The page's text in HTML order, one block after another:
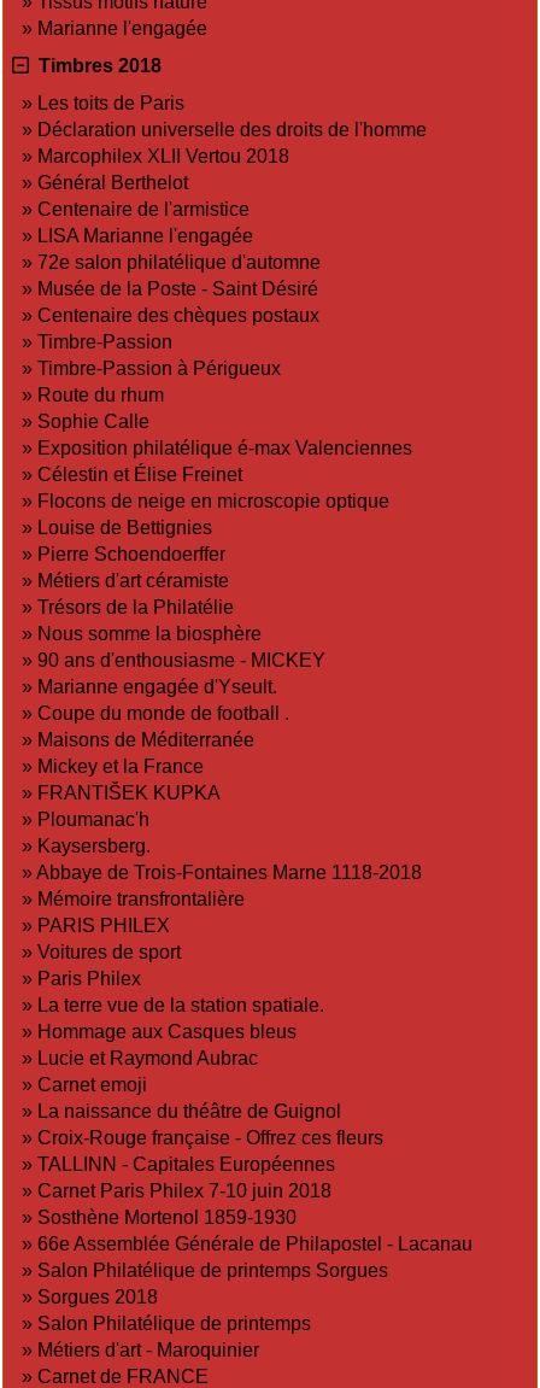
» Marianne l'engagée
Timbres 2018
» Les toits de Paris
» Déclaration universelle des droits de l'homme
» Marcophilex XLII Vertou 2018
» Général Berthelot
» Centenaire de l'armistice
» LISA Marianne l'engagée
» 72e salon philatélique d'automne
» Musée de la Poste - Saint Désiré
» Centenaire des chèques postaux
» Timbre-Passion
» Timbre-Passion à Périgueux
» Route du rhum
» Sophie Calle
» Exposition philatélique é-max Valenciennes
» Célestin et Élise Freinet
» Flocons de neige en microscopie optique
» Louise de Bettignies
» Pierre Schoendoerffer
» Métiers d'art céramiste
» Trésors de la Philatélie
» Nous somme la biosphère
» 90 ans d'enthousiasme - MICKEY
» Marianne engagée d'Yseult.
» Coupe du monde de football .
» Maisons de Méditerranée
» Mickey et la France
» FRANTIŠEK KUPKA
» Ploumanac'h
» Kaysersberg.
»Abbaye de Trois-Fontaines Marne 1118-2018
» Mémoire transfrontalière
» PARIS PHILEX
» Voitures de sport
» Paris Philex
» La terre vue de la station spatiale.
» Hommage aux Casques bleus
» Lucie et Raymond Aubrac
» Carnet emoji
» La naissance du théâtre de Guignol
» Croix-Rouge française - Offrez ces fleurs
» TALLINN - Capitales Européennes
» Carnet Paris Philex 7-10 juin 2018
» Sosthène Mortenol 1859-1930
» 66e Assemblée Générale de Philapostel - Lacanau
» Salon Philatélique de printemps Sorgues
» Sorgues 2018
» Salon Philatélique de printemps
» Métiers d'art - Maroquinier
» Carnet de FRANCE